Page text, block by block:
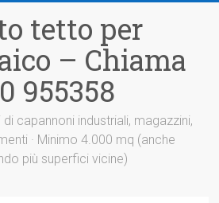
tetto per
– Chiama
955358
capannoni industriali, magazzini,
· Minimo 4.000 mq (anche
più superfici vicine)